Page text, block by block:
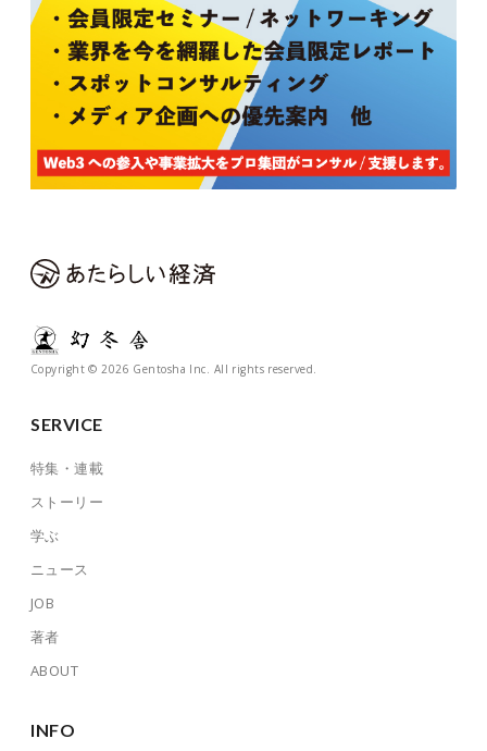
Copyright © 2026 Gentosha Inc. All rights reserved.
SERVICE
特集・連載
ストーリー
学ぶ
ニュース
JOB
著者
ABOUT
INFO